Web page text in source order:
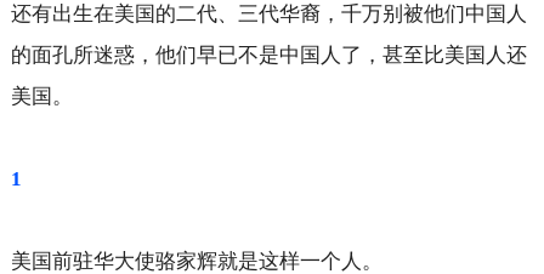
还有出生在美国的二代、三代华裔，千万别被他们中国人
的面孔所迷惑，他们早已不是中国人了，甚至比美国人还
美国。
1
美国前驻华大使骆家辉就是这样一个人。